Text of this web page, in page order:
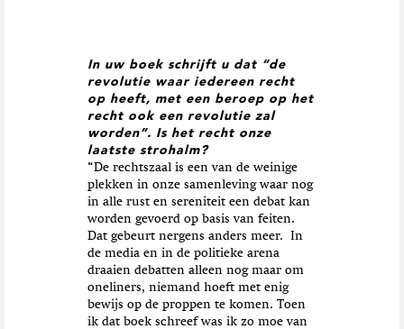
In uw boek schrijft u dat “de
revolutie waar iedereen recht
op heeft, met een beroep op het
recht ook een revolutie zal
worden”. Is het recht onze
laatste strohalm?
“De rechtszaal is een van de weinige
plekken in onze samenleving waar nog
in alle rust en sereniteit een debat kan
worden gevoerd op basis van feiten.
Dat gebeurt nergens anders meer. In
de media en in de politieke arena
draaien debatten alleen nog maar om
oneliners, niemand hoeft met enig
bewijs op de proppen te komen. Toen
ik dat boek schreef was ik zo moe van